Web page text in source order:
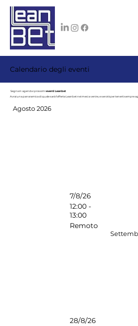
Calendario degli eventi
Segna in agenda i prossimieventi Leanbet
Avrai una panoramica di quale sarà l'offerta Leanbet nei mesi a venire, e servirà per tenerti sempre
Agosto 2026
7/8/26
12:00 -
13:00
Remoto
28/8/26